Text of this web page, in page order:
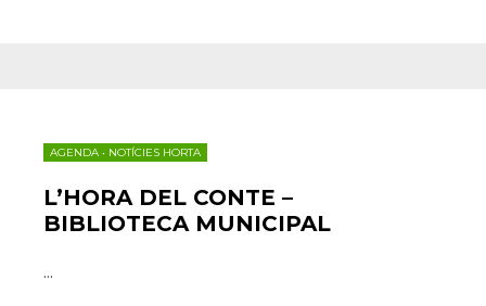
AGENDA • NOTÍCIES HORTA
L’HORA DEL CONTE –
BIBLIOTECA MUNICIPAL
...